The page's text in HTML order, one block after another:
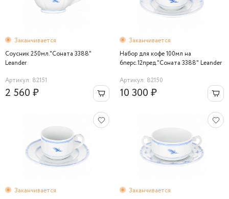
Заканчивается
Соусник 250мл."Соната 3388"
Leander
Артикул: 82151
2 560 ₽
Заканчивается
Набор для кофе 100мл на
6перс.12пред."Соната 3388" Leander
Артикул: 82150
10 300 ₽
Заканчивается
Заканчивается